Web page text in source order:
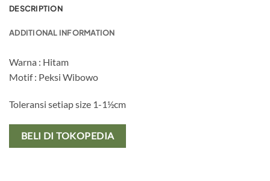
DESCRIPTION
ADDITIONAL INFORMATION
Warna : Hitam
Motif : Peksi Wibowo
Toleransi setiap size 1-1½cm
BELI DI TOKOPEDIA